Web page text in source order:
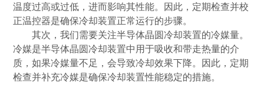
温度过高或过低，进而影响其性能。因此，定期检查并校
正温控器是确保冷却装置正常运行的步骤。
其次，我们需要关注半导体晶圆冷却装置的冷媒量。
冷媒是半导体晶圆冷却装置中用于吸收和带走热量的介
质，如果冷媒量不足，会导致冷却效果下降。因此，定期
检查并补充冷媒是确保冷却装置性能稳定的措施。